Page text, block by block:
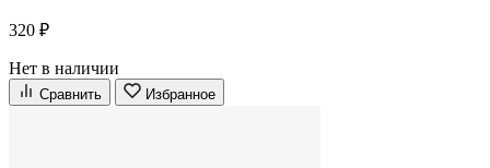
320 ₽
Нет в наличии
Сравнить Избранное